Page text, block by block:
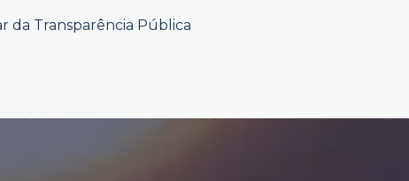
da Transparência Pública